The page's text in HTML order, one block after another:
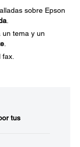
sobre Epson
tema y un
tus